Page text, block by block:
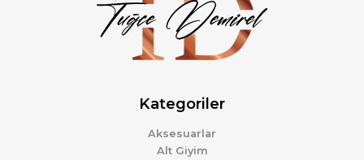
Kategoriler
Aksesuarlar
Alt Giyim